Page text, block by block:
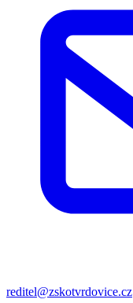
reditel@zskotvrdovice.cz